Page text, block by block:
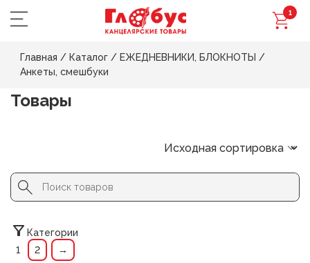
1
Главная / Каталог / ЕЖЕДНЕВНИКИ, БЛОКНОТЫ /
Анкеты, смешбуки
Товары
Search
for:
Button
Категории
1
2 →